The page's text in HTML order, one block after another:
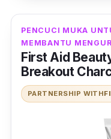
PENCUCI MUKA
MEMBANTU
First Aid
Breakout
PARTNERSHIP WITH